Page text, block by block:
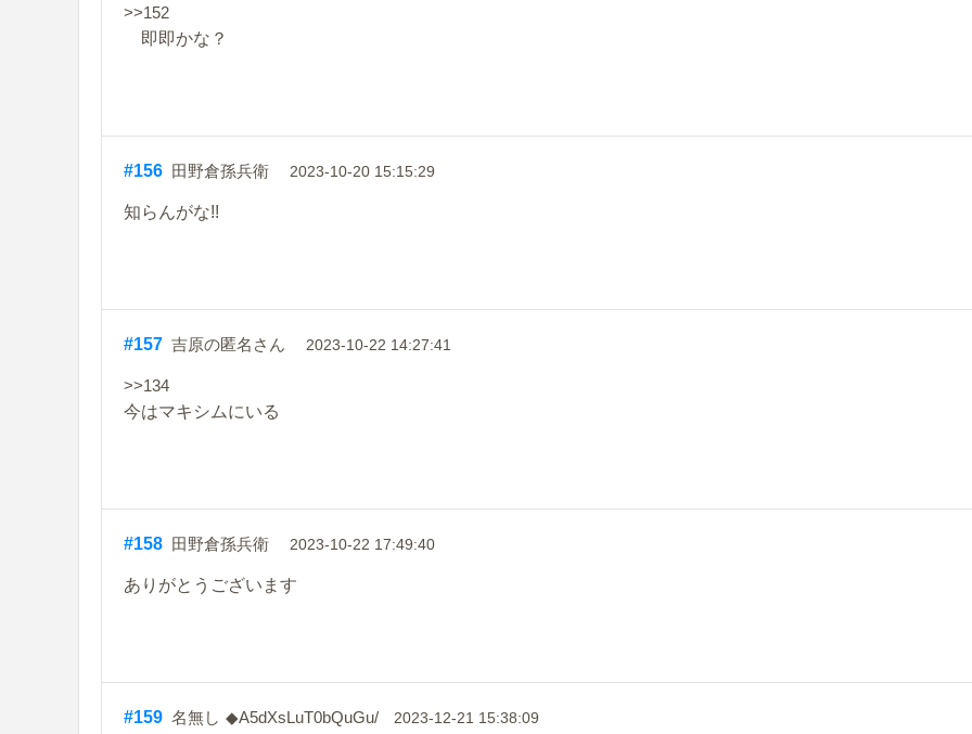
>>152
即即かな？
#156 田野倉孫兵衛 2023-10-20 15:15:29
知らんがな!!
#157 吉原の匿名さん 2023-10-22 14:27:41
>>134
今はマキシムにいる
#158 田野倉孫兵衛 2023-10-22 17:49:40
ありがとうございます
#159 名無し ◆A5dXsLuT0bQuGu/ 2023-12-21 15:38:09